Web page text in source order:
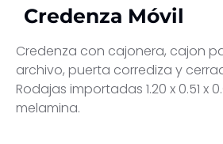
Credenza Móvil
Credenza con cajonera, cajon
archivo, puerta corrediza y
Rodajas importadas 1.20 x 0.51 x
melamina.